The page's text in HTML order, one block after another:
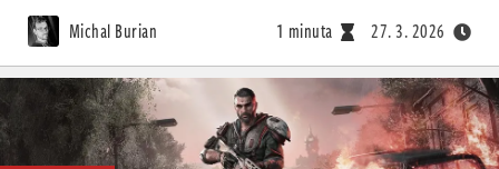
Michal Burian 1 minuta 27. 3. 2026